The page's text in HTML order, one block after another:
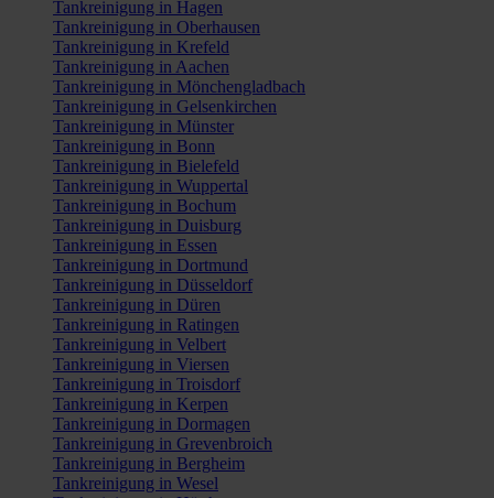
Tankreinigung in Hagen
Tankreinigung in Oberhausen
Tankreinigung in Krefeld
Tankreinigung in Aachen
Tankreinigung in Mönchengladbach
Tankreinigung in Gelsenkirchen
Tankreinigung in Münster
Tankreinigung in Bonn
Tankreinigung in Bielefeld
Tankreinigung in Wuppertal
Tankreinigung in Bochum
Tankreinigung in Duisburg
Tankreinigung in Essen
Tankreinigung in Dortmund
Tankreinigung in Düsseldorf
Tankreinigung in Düren
Tankreinigung in Ratingen
Tankreinigung in Velbert
Tankreinigung in Viersen
Tankreinigung in Troisdorf
Tankreinigung in Kerpen
Tankreinigung in Dormagen
Tankreinigung in Grevenbroich
Tankreinigung in Bergheim
Tankreinigung in Wesel